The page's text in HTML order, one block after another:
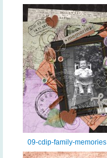
09-cdip-family-memories